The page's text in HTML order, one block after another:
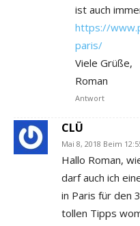
ist auch
https://
paris/
Viele Grüße,
Roman
Antwort
CLÜ
Mai 8, 2018 Beim
Hallo Roman,
darf auch ich
in Paris für den
tollen Tipps